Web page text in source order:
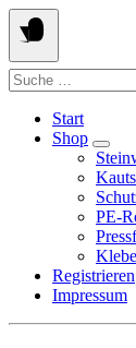
Springen
Sie
zum
Inhalt
Suchen
nach:
Start
Shop
PE-
Registrieren
Impressum